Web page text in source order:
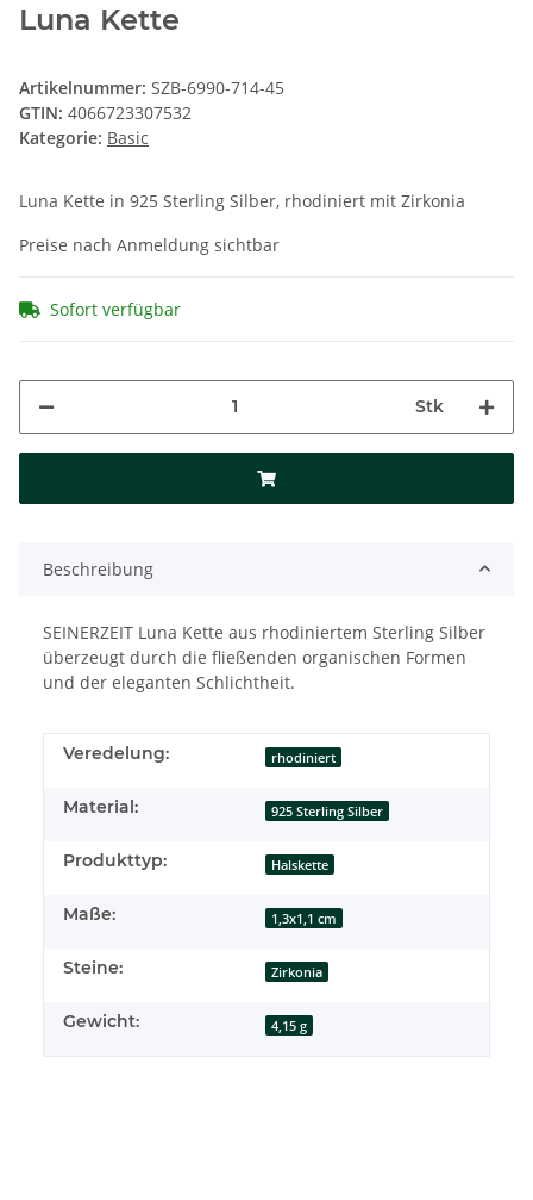
Luna Kette
Artikelnummer: SZB-6990-714-45
GTIN: 4066723307532
Kategorie: Basic
Luna Kette in 925 Sterling Silber, rhodiniert mit Zirkonia
Preise nach Anmeldung sichtbar
Sofort verfügbar
Stk
Beschreibung
SEINERZEIT Luna Kette aus rhodiniertem Sterling Silber
überzeugt durch die fließenden organischen Formen
und der eleganten Schlichtheit.
Veredelung: rhodiniert
Material: 925 Sterling Silber
Produkttyp: Halskette
Maße: 1,3x1,1 cm
Steine: Zirkonia
Gewicht: 4,15 g